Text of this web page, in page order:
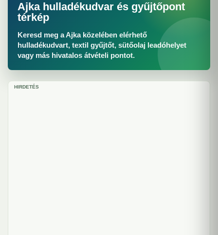
Ajka hulladékudvar és gyűjtőpont
térkép
Keresd meg a Ajka közelében elérhető
hulladékudvart, textil gyűjtőt, sütőolaj leadóhelyet
vagy más hivatalos átvételi pontot.
HIRDETÉS